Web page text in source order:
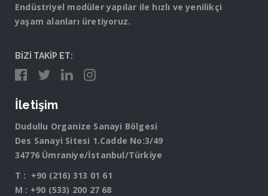
Endüstriyel modüler yapılar ile hızlı ve yenilikçi
yaşam alanları üretiyoruz.
BİZİ TAKİP ET:
İletişim
Dudullu Organize Sanayi Bölgesi
Des Sanayi Sitesi 1.Cadde No:3/49
34776 Ümraniye/İstanbul/Türkiye
T : +90 (216) 313 01 61
M : +90 (533) 200 27 68